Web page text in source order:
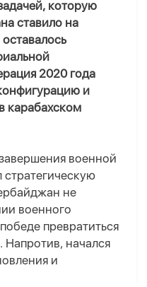
которую
ставило на
2020 года
и
карабахском
военной
не
военного
превратиться
начался
и